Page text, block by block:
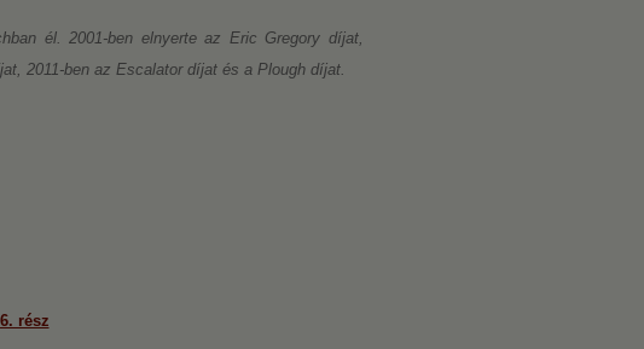
él. 2001-ben elnyerte az Eric Gregory díjat,
2011-ben az Escalator díjat és a Plough díjat.
6. rész